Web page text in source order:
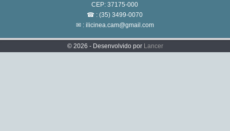
CEP: 37175-000
☎ : (35) 3499-0070
✉ : ilicinea.cam@gmail.com
© 2026 - Desenvolvido por Lancer